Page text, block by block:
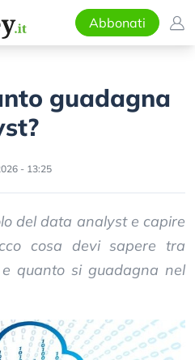
Abbonati
guadagna
- 13:25
del data analyst e capire
cosa devi sapere tra
quanto si guadagna nel